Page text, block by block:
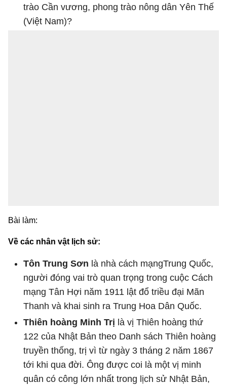
trào Cần vương, phong trào nông dân Yên Thế
(Việt Nam)?
Bài làm:
Về các nhân vật lịch sử:
Tôn Trung Sơn là nhà cách mạngTrung Quốc,
người đóng vai trò quan trọng trong cuộc Cách
mạng Tân Hợi năm 1911 lật đổ triều đại Mãn
Thanh và khai sinh ra Trung Hoa Dân Quốc.
Thiên hoàng Minh Trị là vị Thiên hoàng thứ
122 của Nhật Bản theo Danh sách Thiên hoàng
truyền thống, trị vì từ ngày 3 tháng 2 năm 1867
tới khi qua đời. Ông được coi là một vị minh
quân có công lớn nhất trong lịch sử Nhật Bản,